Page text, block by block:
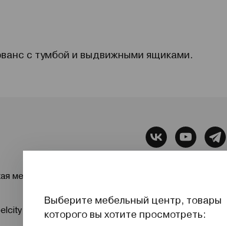
с тумбой и выдвижными ящиками.
мебель, Все для сна, Системы хранения,
2@nw.lazurit.com lazurit.com
Выберите мебельный центр, товары
которого вы хотите просмотреть: